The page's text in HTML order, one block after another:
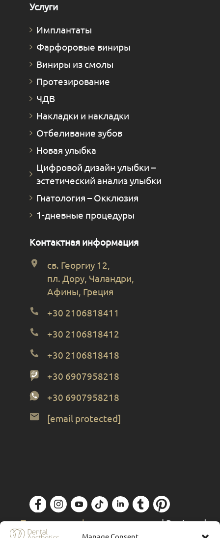
Услуги
Имплантаты
Фарфоровые виниры
Виниры из смолы
Протезирование
ЧДВ
Накладки и накладки
Отбеливание зубов
Новая улыбка
Цифровой дизайн улыбки –
эстетический анализ улыбки
Гнатология – Окклюзия
1-дневные процедуры
Контактная информация
св. Георгиу 12,
пл. Дору, Чаландри,
Афины, Греция
+30 2106818411
+30 2106818412
+30 2106818418
+30 6907958218
+30 6907958218
[email protected]
Политика конфиденциальности| Designed